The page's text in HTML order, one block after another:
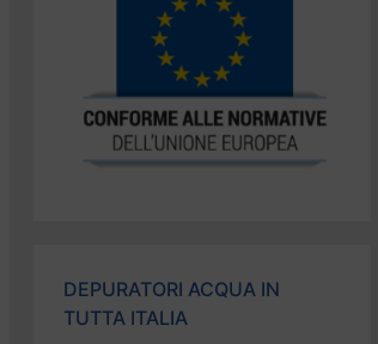
DEPURATORI ACQUA IN
TUTTA ITALIA